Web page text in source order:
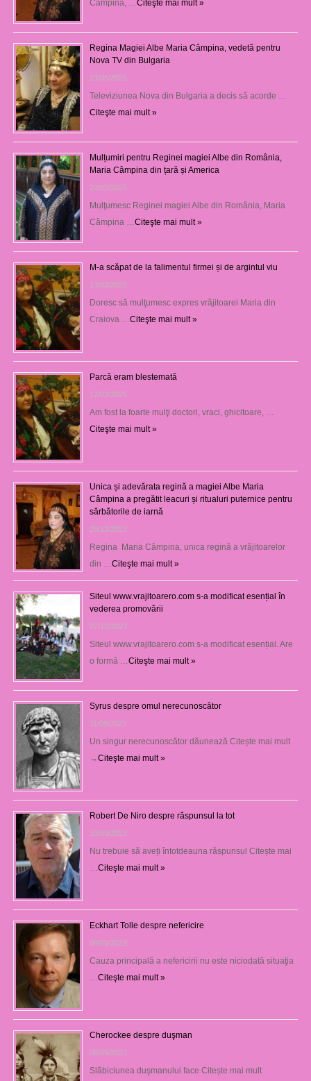
Câmpina, … Citeşte mai mult »
Regina Magiei Albe Maria Câmpina, vedetă pentru
Nova TV din Bulgaria
23/05/2025
Televiziunea Nova din Bulgaria a decis să acorde …
Citeşte mai mult »
Mulțumiri pentru Reginei magiei Albe din România,
Maria Câmpina din țară și America
22/05/2025
Mulţumesc Reginei magiei Albe din România, Maria
Câmpina … Citeşte mai mult »
M-a scăpat de la falimentul firmei și de argintul viu
13/03/2025
Doresc să mulţumesc expres vrăjitoarei Maria din
Craiova … Citeşte mai mult »
Parcă eram blestemată
12/03/2025
Am fost la foarte mulţi doctori, vraci, ghicitoare, …
Citeşte mai mult »
Unica și adevărata regină a magiei Albe Maria
Câmpina a pregătit leacuri și ritualuri puternice pentru
sărbătorile de iarnă
26/12/2023
Regina Maria Câmpina, unica regină a vrăjitoarelor
din … Citeşte mai mult »
Siteul www.vrajitoarero.com s-a modificat esențial în
vederea promovării
07/12/2023
Siteul www.vrajitoarero.com s-a modificat esențial. Are
o formă … Citeşte mai mult »
Syrus despre omul nerecunoscător
11/09/2023
Un singur nerecunoscător dăunează Citește mai mult
→Citeşte mai mult »
Robert De Niro despre răspunsul la tot
10/09/2023
Nu trebuie să aveți întotdeauna răspunsul Citește mai
Citeşte mai mult »
Eckhart Tolle despre nefericire
09/09/2023
Cauza principală a nefericirii nu este niciodată situaţia
Citeşte mai mult »
Cherockee despre duşman
08/09/2023
Slăbiciunea duşmanului face Citește mai mult